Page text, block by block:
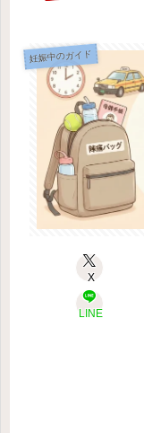
妊娠中のガイド
X
LINE